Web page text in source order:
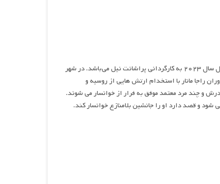
سالار: قسمت ۱ – آتش بس، نام فیلمی اکشن، درام و هیجان انگیز محصول سال ۲۰۲۳ به کارگردانی پراشانت نیل می‌باشد. در شهر
راجا مانار با استخدام ارتش هایی از روسیه و
و چند مرد معتمد موفق به فرار از خوانسار می شوند.
و قصد دارد او را جانشین بلامنازع خوانسار کند.